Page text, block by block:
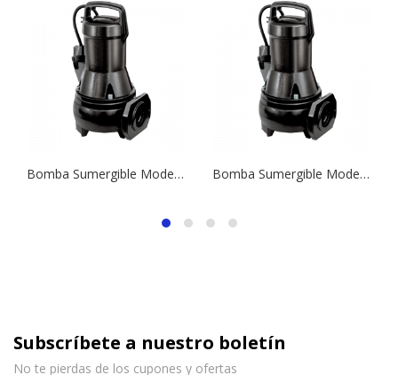
Bomba Sumergible Modelo Drainex 200 MA | 1,5 HP | Drenaje Bomba Sumergible Modelo Drainex 202 T | 1,5 HP | Drenaje
Subscríbete a nuestro boletín
No te pierdas de los cupones y ofertas